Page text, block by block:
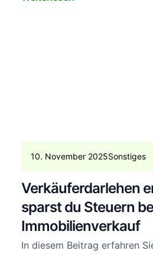
10. November 2025Sonstiges
Verkäuferdarlehen
sparst du Steuern
Immobilienverkauf
In diesem Beitrag erfahren